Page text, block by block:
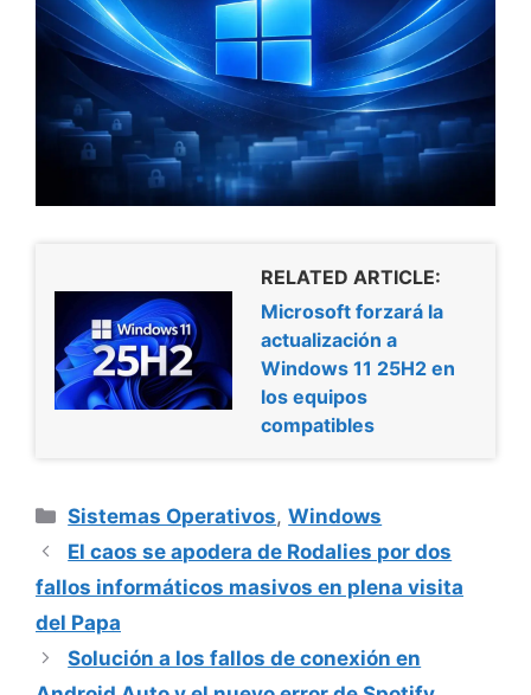
RELATED ARTICLE:
Microsoft forzará la
actualización a
Windows 11 25H2 en
los equipos
compatibles
Categorías
Sistemas Operativos,Windows
El caos se apodera de Rodalies por dos
fallos informáticos masivos en plena visita
del Papa
Solución a los fallos de conexión en